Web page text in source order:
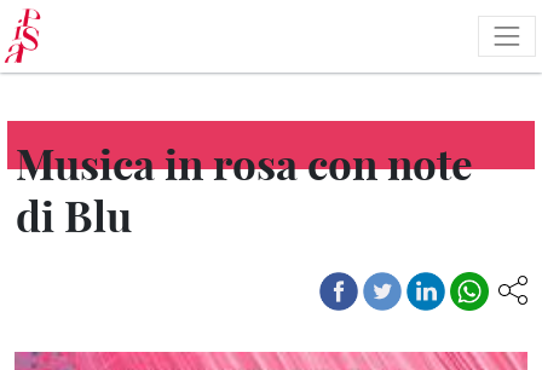
Salta
al
contenuto
principale
Musica in rosa con note
di Blu